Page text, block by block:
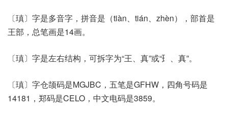
〔瑱〕字是多音字，拼音是（tiàn、tián、zhèn），部首是
王部，总笔画是14画。
〔瑱〕字是左右结构，可拆字为“王、真”或“⺩、真”。
〔瑱〕字仓颉码是MGJBC，五笔是GFHW，四角号码是
14181，郑码是CELO，中文电码是3859。